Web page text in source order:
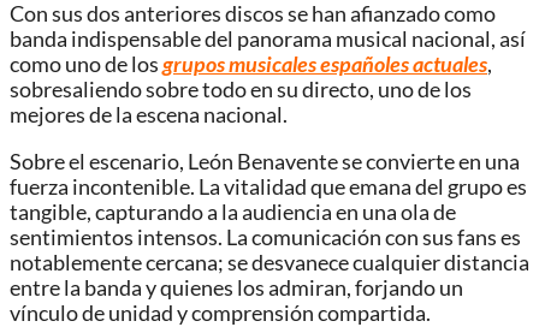
Con sus dos anteriores discos se han afianzado como
banda indispensable del panorama musical nacional, así
como uno de losgrupos musicales españoles actuales,
sobresaliendo sobre todo en su directo, uno de los
mejores de la escena nacional.
Sobre el escenario, León Benavente se convierte en una
fuerza incontenible. La vitalidad que emana del grupo es
tangible, capturando a la audiencia en una ola de
sentimientos intensos. La comunicación con sus fans es
notablemente cercana; se desvanece cualquier distancia
entre la banda y quienes los admiran, forjando un
vínculo de unidad y comprensión compartida.